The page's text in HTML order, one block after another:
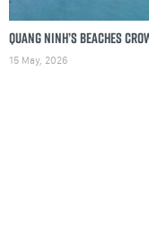
Quang Ninh’s beaches
15 May, 2026